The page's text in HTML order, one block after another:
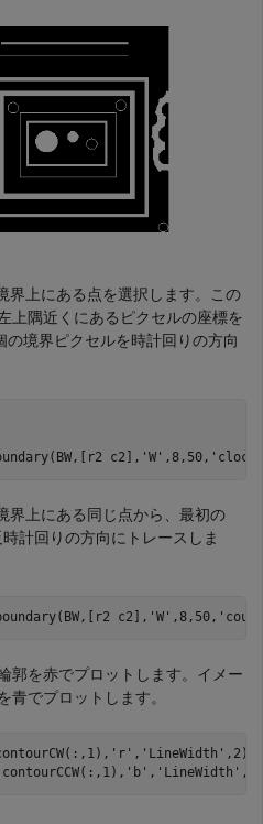
界上にある点を選択します。この
上隅近くにあるピクセルの座標を
境界ピクセルを時計回りの方向
c2], 'W' ,8,50,
界上にある同じ点から、最初の
計回りの方向にトレースしま
c2], 'W' ,8,50,
郭を赤でプロットします。イメー
青でプロットします。
'r' , 'LineWidth' ,2)
'b' , 'LineWidth' ,2)